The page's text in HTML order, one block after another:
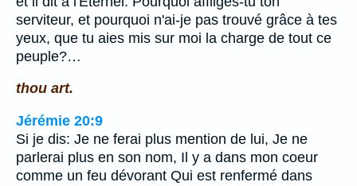
serviteur, et pourquoi n'ai-je pas trouvé grâce à tes
yeux, que tu aies mis sur moi la charge de tout ce
peuple?…
thou art.
Jérémie 20:9
Si je dis: Je ne ferai plus mention de lui, Je ne
parlerai plus en son nom, Il y a dans mon coeur
comme un feu dévorant Qui est renfermé dans